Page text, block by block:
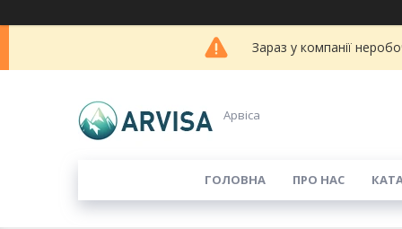
Зараз у компанії
Арвіса
ГОЛОВНА ПРО НАС